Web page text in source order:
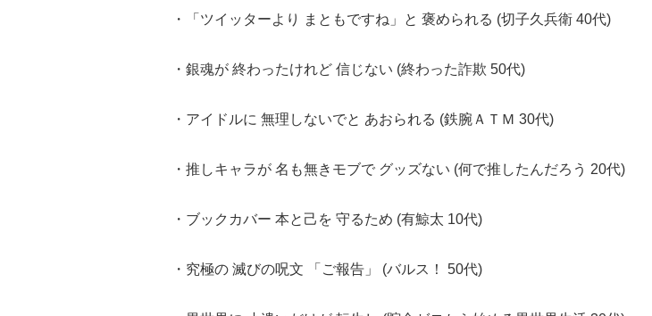
・「ツイッターより まともですね」と 褒められる (切子久兵衛 40代)
・銀魂が 終わったけれど 信じない (終わった詐欺 50代)
・アイドルに 無理しないでと あおられる (鉄腕ＡＴＭ 30代)
・推しキャラが 名も無きモブで グッズない (何で推したんだろう 20代)
・ブックカバー 本と己を 守るため (有鯨太 10代)
・究極の 滅びの呪文 「ご報告」 (バルス！ 50代)